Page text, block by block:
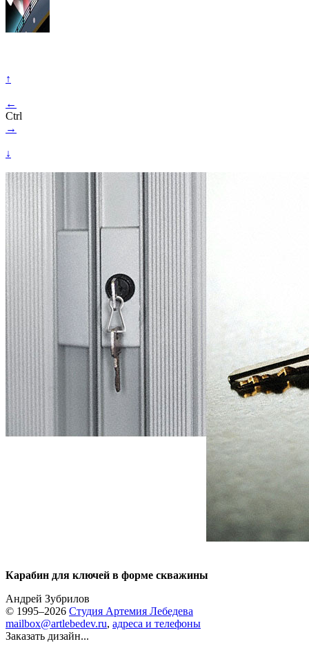
↑
←
Ctrl
→
↓
Карабин для ключей в форме скважины
Андрей Зубрилов
© 1995–2026 Студия Артемия Лебедева
mailbox@artlebedev.ru, адреса и телефоны
Заказать дизайн...